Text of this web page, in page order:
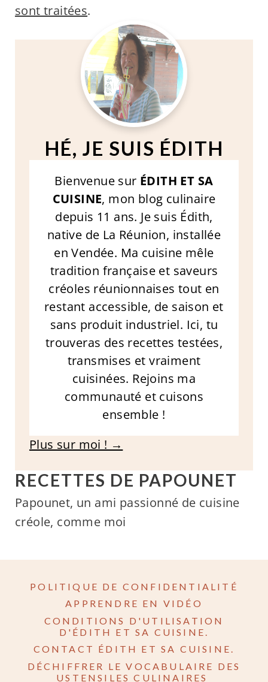
sont traitées.
HÉ, JE SUIS ÉDITH
Bienvenue sur ÉDITH ET SA
CUISINE, mon blog culinaire
depuis 11 ans. Je suis Édith,
native de La Réunion, installée
en Vendée. Ma cuisine mêle
tradition française et saveurs
créoles réunionnaises tout en
restant accessible, de saison et
sans produit industriel. Ici, tu
trouveras des recettes testées,
transmises et vraiment
cuisinées. Rejoins ma
communauté et cuisons
ensemble !
Plus sur moi ! →
RECETTES DE PAPOUNET
Papounet, un ami passionné de cuisine
créole, comme moi
POLITIQUE DE CONFIDENTIALITÉ
APPRENDRE EN VIDÉO
CONDITIONS D'UTILISATION
D'ÉDITH ET SA CUISINE.
CONTACT ÉDITH ET SA CUISINE.
DÉCHIFFRER LE VOCABULAIRE DES
USTENSILES CULINAIRES